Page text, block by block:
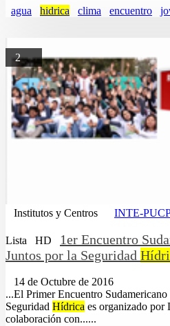
agua hidrica clima encuentro
2
Institutos y Centros INTE-
Lista HD
1er Encuentro
Juntos por la Seguridad
14 de Octubre de 2016
...El Primer Encuentro Sudamericano
Seguridad Hídrica es organizado por
colaboración con......